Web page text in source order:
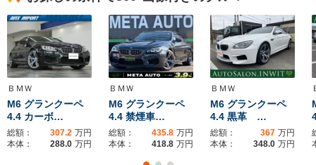
サイズ
(全長x全幅x全高)
全幅
1.9m
全長
4.91m
ホイールベース
-m
全幅
1.95m
全長
5.11m
ホイールベース
-m
ホイー
ＢＭＷ
M6 グランクーペ
4.4 カーボ…
総額： 307.2 万円
本体：
288.0 万円
ＢＭＷ
M6 グランクーペ
4.4 禁煙車…
総額： 435.8 万円
本体：
418.8 万円
ＢＭＷ
M6 グランクーペ
4.4 黒革 …
総額： 367 万円
本体：
348.0 万円